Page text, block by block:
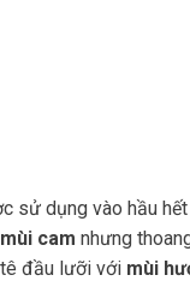
sử dụng vào hầu hết
cam nhưng
đầu lưỡi với mùi